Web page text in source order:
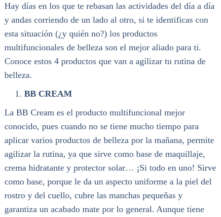
Hay días en los que te rebasan las actividades del día a día
y andas corriendo de un lado al otro, si te identificas con
esta situación (¿y quién no?) los productos
multifuncionales de belleza son el mejor aliado para ti.
Conoce estos 4 productos que van a agilizar tu rutina de
belleza.
BB CREAM
La BB Cream es el producto multifuncional mejor
conocido, pues cuando no se tiene mucho tiempo para
aplicar varios productos de belleza por la mañana, permite
agilizar la rutina, ya que sirve como base de maquillaje,
crema hidratante y protector solar… ¡Si todo en uno! Sirve
como base, porque le da un aspecto uniforme a la piel del
rostro y del cuello, cubre las manchas pequeñas y
garantiza un acabado mate por lo general. Aunque tiene